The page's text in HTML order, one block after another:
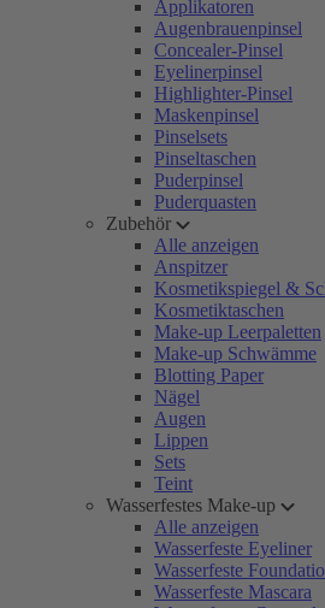
Applikatoren
Augenbrauenpinsel
Concealer-Pinsel
Eyelinerpinsel
Highlighter-Pinsel
Maskenpinsel
Pinselsets
Pinseltaschen
Puderpinsel
Puderquasten
Zubehör
Alle anzeigen
Anspitzer
Kosmetikspiegel &
Kosmetiktaschen
Make-up Leerpaletten
Make-up Schwämme
Blotting Paper
Nägel
Augen
Lippen
Sets
Teint
Wasserfestes Make-up
Alle anzeigen
Wasserfeste Eyeliner
Wasserfeste
Wasserfeste Mascara